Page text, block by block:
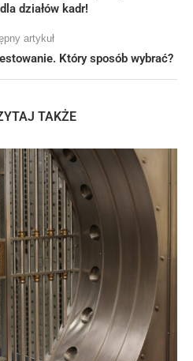
działów kadr!
artykuł
Który sposób wybrać?
TAKŻE